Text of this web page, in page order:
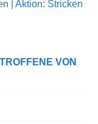
| Aktion: Stricken
VON